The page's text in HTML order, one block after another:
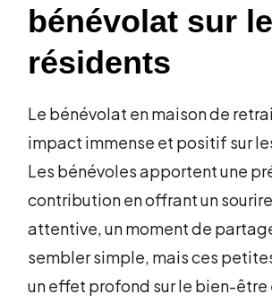
bénévolat sur
résidents
Le bénévolat en maison de
impact immense et positif sur
Les bénévoles apportent une
contribution en offrant un
attentive, un moment de
sembler simple, mais ces
un effet profond sur le bien-être